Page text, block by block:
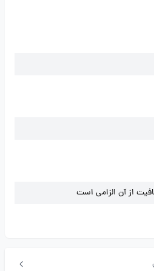
از آن الزامی است